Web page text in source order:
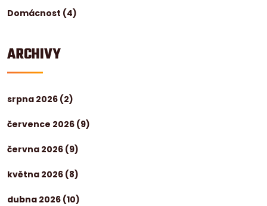
Domácnost (4)
ARCHIVY
srpna 2026 (2)
července 2026 (9)
června 2026 (9)
května 2026 (8)
dubna 2026 (10)